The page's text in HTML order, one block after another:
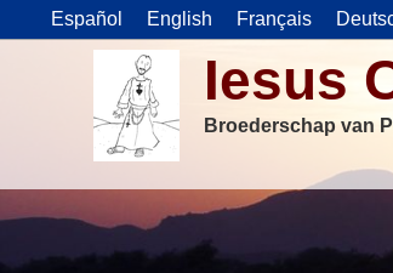
Español English Français
Iesus
Broederschap van